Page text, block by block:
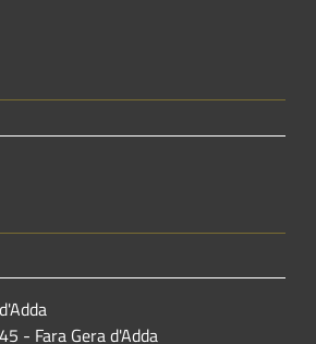
- Fara Gera d'Adda